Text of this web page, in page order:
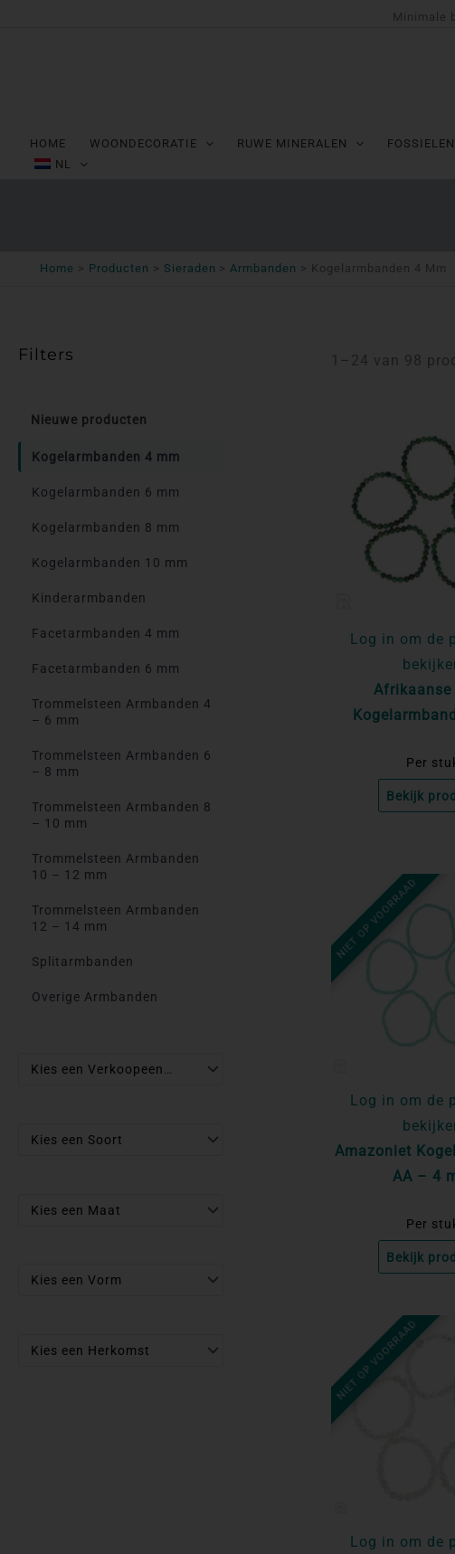
Minimale
HOME WOONDECORATIE RUWE MINERALEN FOSSIELEN
NL
Home Producten Sieraden Armbanden Kogelarmbanden 4 Mm
Filters
Nieuwe producten
Kogelarmbanden 4 mm
Kogelarmbanden 6 mm
Kogelarmbanden 8 mm
Kogelarmbanden 10 mm
Kinderarmbanden
Facetarmbanden 4 mm
Facetarmbanden 6 mm
Trommelsteen Armbanden 4
– 6 mm
Trommelsteen Armbanden 6
– 8 mm
Trommelsteen Armbanden 8
– 10 mm
Trommelsteen Armbanden
10 – 12 mm
Trommelsteen Armbanden
12 – 14 mm
Splitarmbanden
Overige Armbanden
Kies een Verkoopeenheid
Kies een Soort
Kies een Maat
Kies een Vorm
Kies een Herkomst
1–24 van 98
Log in om de
Afrikaanse
Per
Bekijk
NIET OP VOORRAAD
Log in om de
Amazoniet
AA – 4
Per
Bekijk
NIET OP VOORRAAD
Log in om de